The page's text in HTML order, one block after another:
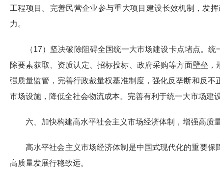
工程项目。完善民营企业参与重大项目建设长效机制，发
力。
（17）坚决破除阻碍全国统一大市场建设卡点堵点。
除要素获取、资质认定、招标投标、政府采购等方面壁垒
强质量监管，完善行政裁量权基准制度，强化反垄断和反
市场设施，降低全社会物流成本。完善有利于统一大市场
六、加快构建高水平社会主义市场经济体制，增强高质
高水平社会主义市场经济体制是中国式现代化的重要
高质量发展行稳致远。